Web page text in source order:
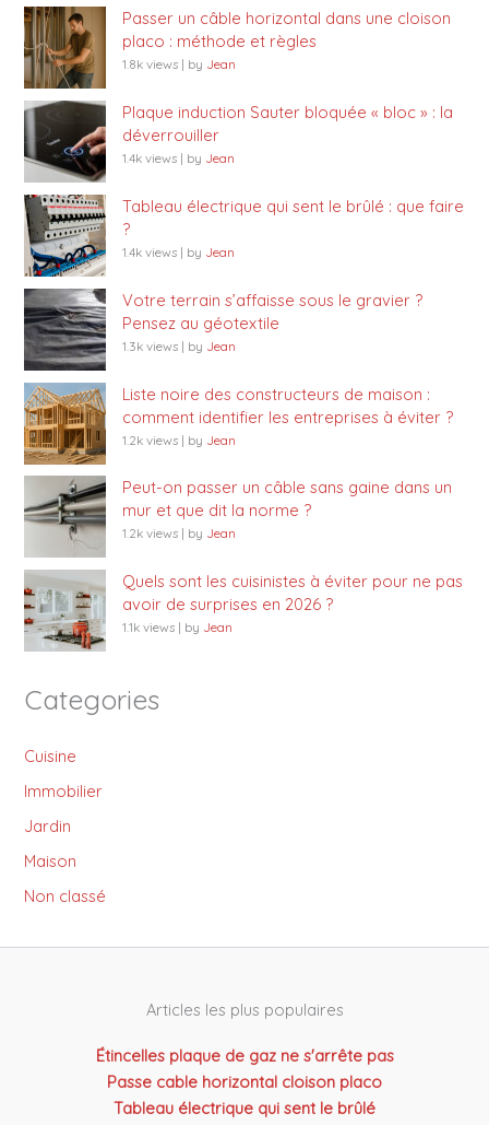
Passer un câble horizontal dans une cloison
placo : méthode et règles
1.8k views | by Jean
Plaque induction Sauter bloquée « bloc » : la
déverrouiller
1.4k views | by Jean
Tableau électrique qui sent le brûlé : que faire
?
1.4k views | by Jean
Votre terrain s’affaisse sous le gravier ?
Pensez au géotextile
1.3k views | by Jean
Liste noire des constructeurs de maison :
comment identifier les entreprises à éviter ?
1.2k views | by Jean
Peut-on passer un câble sans gaine dans un
mur et que dit la norme ?
1.2k views | by Jean
Quels sont les cuisinistes à éviter pour ne pas
avoir de surprises en 2026 ?
1.1k views | by Jean
Categories
Cuisine
Immobilier
Jardin
Maison
Non classé
Articles les plus populaires
Étincelles plaque de gaz ne s'arrête pas
Passe cable horizontal cloison placo
Tableau électrique qui sent le brûlé